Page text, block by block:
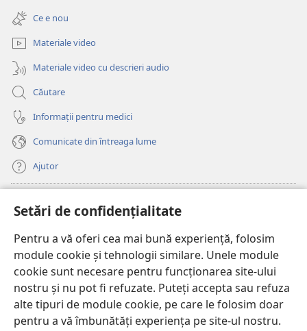
Setări de confidențialitate
Pentru a vă oferi cea mai bună experiență, folosim
module cookie și tehnologii similare. Unele module
cookie sunt necesare pentru funcționarea site-ului
nostru și nu pot fi refuzate. Puteți accepta sau refuza
alte tipuri de module cookie, pe care le folosim doar
pentru a vă îmbunătăți experiența pe site-ul nostru.
fereastră
nouă)
deschide
o
fereastră
nouă)
Ce e nou
Materiale video
Materiale video cu descrieri audio
Căutare
Informații pentru medici
Comunicate din întreaga lume
Ajutor
(se
deschide
o
fereastră
nouă)
Watchtower – BIBLIOTECĂ ONLINE™
(se
deschide
o
fereastră
JW Hub ®
(se
deschide
o
fereastră
nouă)
JW Library®